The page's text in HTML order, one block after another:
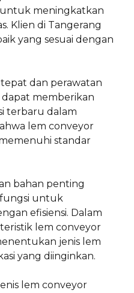
meningkatkan
Klien di Tangerang
yang sesuai dengan
dan perawatan
memberikan
terbaru dalam
lem conveyor
standar
bahan penting
untuk
efisiensi. Dalam
lem conveyor
jenis lem
yang diinginkan.
lem conveyor